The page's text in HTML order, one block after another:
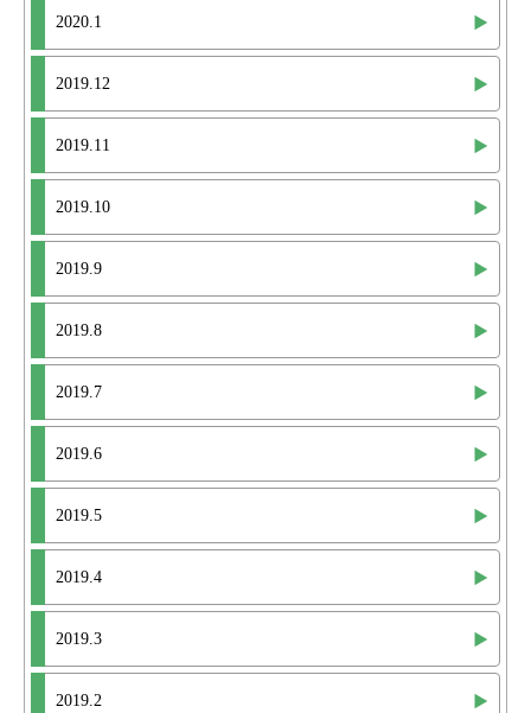
2020.1
2019.12
2019.11
2019.10
2019.9
2019.8
2019.7
2019.6
2019.5
2019.4
2019.3
2019.2